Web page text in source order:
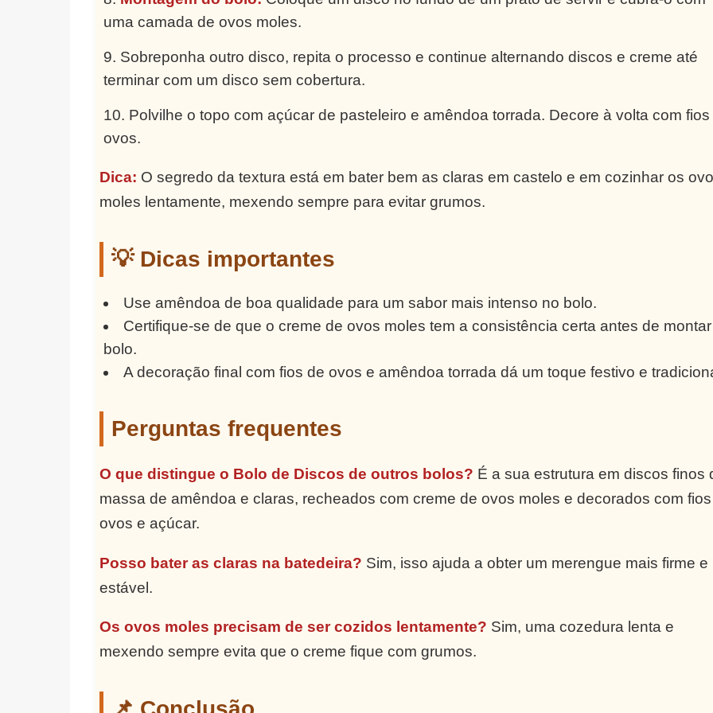
uma camada de ovos moles.
Sobreponha outro disco, repita o processo e continue alternando discos e creme até
terminar com um disco sem cobertura.
Polvilhe o topo com açúcar de pasteleiro e amêndoa torrada. Decore à volta com fios
ovos.
Dica: O segredo da textura está em bater bem as claras em castelo e em cozinhar os
moles lentamente, mexendo sempre para evitar grumos.
💡 Dicas importantes
Use amêndoa de boa qualidade para um sabor mais intenso no bolo.
Certifique-se de que o creme de ovos moles tem a consistência certa antes de
bolo.
A decoração final com fios de ovos e amêndoa torrada dá um toque festivo e
Perguntas frequentes
O que distingue o Bolo de Discos de outros bolos? É a sua estrutura em discos finos
massa de amêndoa e claras, recheados com creme de ovos moles e decorados com
ovos e açúcar.
Posso bater as claras na batedeira? Sim, isso ajuda a obter um merengue mais firme e
estável.
Os ovos moles precisam de ser cozidos lentamente? Sim, uma cozedura lenta e
mexendo sempre evita que o creme fique com grumos.